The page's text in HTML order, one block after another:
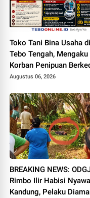
Toko Tani Bina Usaha di
Tebo Tengah, Mengaku
Korban Penipuan
Pemesanan Racun Tikus
Augustus 06, 2026
BREAKING NEWS:
Rimbo Ilir Habisi
Kandung, Pelaku